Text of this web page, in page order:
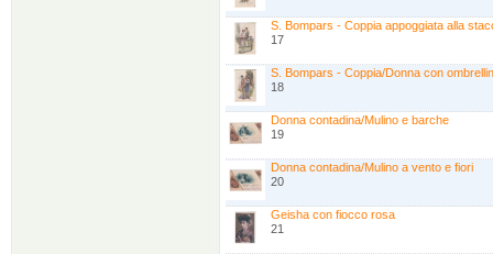
S. Bompars - Coppia appoggiata alla
17
S. Bompars - Coppia/Donna con
18
Donna contadina/Mulino e barche
19
Donna contadina/Mulino a vento e fiori
20
Geisha con fiocco rosa
21